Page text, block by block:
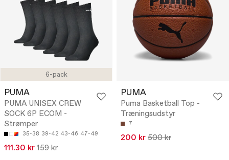
6-pack
PUMA
PUMA UNISEX CREW
SOCK 6P ECOM -
Strømper
35-38 39-42 43-46 47-49
111.30 kr 159 kr
PUMA
Puma Basketball Top -
Træningsudstyr
7
200 kr 500 kr